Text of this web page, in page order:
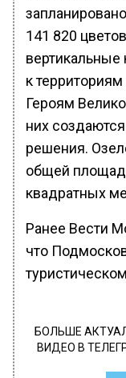
141 820
вертикальные
к
Героям
них
решения.
общей
квадратных
Ранее Вести
что
БОЛЬШЕ
ВИДЕО В